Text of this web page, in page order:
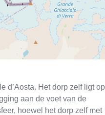
d’Aosta. Het dorp zelf ligt op
aan de voet van de
hoewel het dorp zelf met